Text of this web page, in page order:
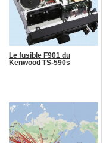
Le fusible F901 du
Kenwood TS-590s